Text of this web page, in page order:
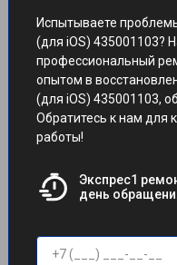
Испытываете
(для iOS) 435001103?
профессиональный
опытом в
(для iOS) 435001103,
Обратитесь к нам для
работы!
Экспрес1
день